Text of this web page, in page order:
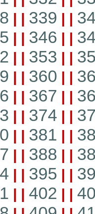
| | 339 | |
| | 346 | |
| | 353 | |
| | 360 | |
| | 367 | |
| | 374 | |
| | 381 | |
| | 388 | |
| | 395 | |
| | 402 | |